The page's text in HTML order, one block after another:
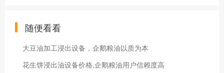
随便看看
大豆油加工浸出设备，企鹅粮油以质为本
花生饼浸出油设备价格,企鹅粮油用户信赖度高